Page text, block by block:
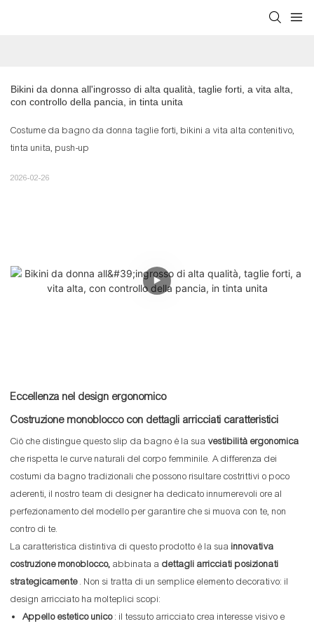
Bikini da donna all'ingrosso di alta qualità, taglie forti, a vita alta,
con controllo della pancia, in tinta unita
Costume da bagno da donna taglie forti, bikini a vita alta contenitivo,
tinta unita, push-up
2026-02-26
Eccellenza nel design ergonomico
Costruzione monoblocco con dettagli arricciati caratteristici
Ciò che distingue questo slip da bagno è la sua vestibilità ergonomica
che rispetta le curve naturali del corpo femminile. A differenza dei
costumi da bagno tradizionali che possono risultare costrittivi o poco
aderenti, il nostro team di designer ha dedicato innumerevoli ore al
perfezionamento del modello per garantire che si muova con te, non
contro di te.
La caratteristica distintiva di questo prodotto è la sua innovativa
costruzione monoblocco, abbinata a dettagli arricciati posizionati
strategicamente. Non si tratta di un semplice elemento decorativo: il
design arricciato ha molteplici scopi:
Appello estetico unico: il tessuto arricciato crea interesse visivo e